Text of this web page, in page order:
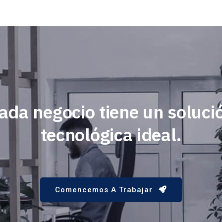
negocio tiene un
tecnológica ideal.
Comencemos A Trabajar